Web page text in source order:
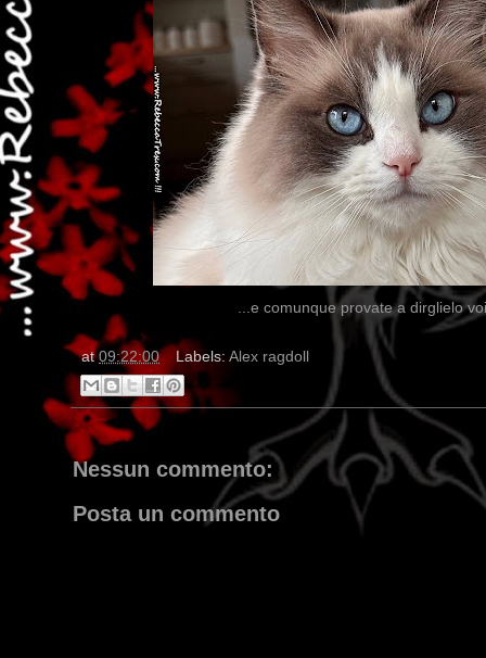
...e comunque provate a dirglielo
at09:22:00 Labels: Alex ragdoll
Nessun commento:
Posta un commento